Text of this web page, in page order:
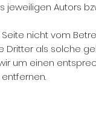
Autors
nicht vom
Dritter als solche
um einen